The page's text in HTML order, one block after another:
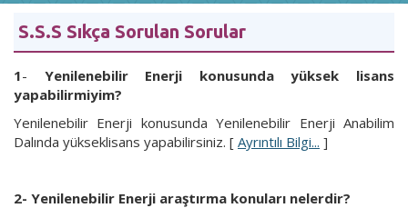
S.S.S Sıkça Sorulan Sorular
1- Yenilenebilir Enerji konusunda yüksek lisans
yapabilirmiyim?
Yenilenebilir Enerji konusunda Yenilenebilir Enerji Anabilim
Dalında yükseklisans yapabilirsiniz. [ Ayrıntılı Bilgi... ]
2- Yenilenebilir Enerji araştırma konuları nelerdir?